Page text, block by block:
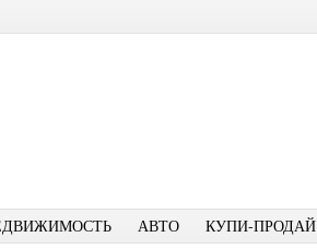
АВТО КУПИ-ПРОДАЙ